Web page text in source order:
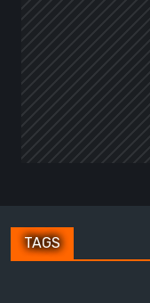
TAGS